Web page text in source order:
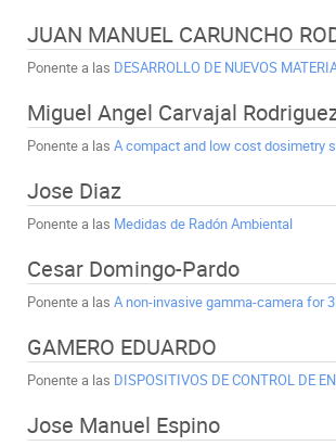
JUAN MANUEL CARUNCHO
Ponente a las DESARROLLO DE NUEVOS
Miguel Angel Carvajal
Ponente a las A compact and low cost dosimetry
Jose Diaz
Ponente a las Medidas de Radón Ambiental
Cesar Domingo-Pardo
Ponente a las A non-invasive gamma-camera for
GAMERO EDUARDO
Ponente a las DISPOSITIVOS DE CONTROL DE
Jose Manuel Espino